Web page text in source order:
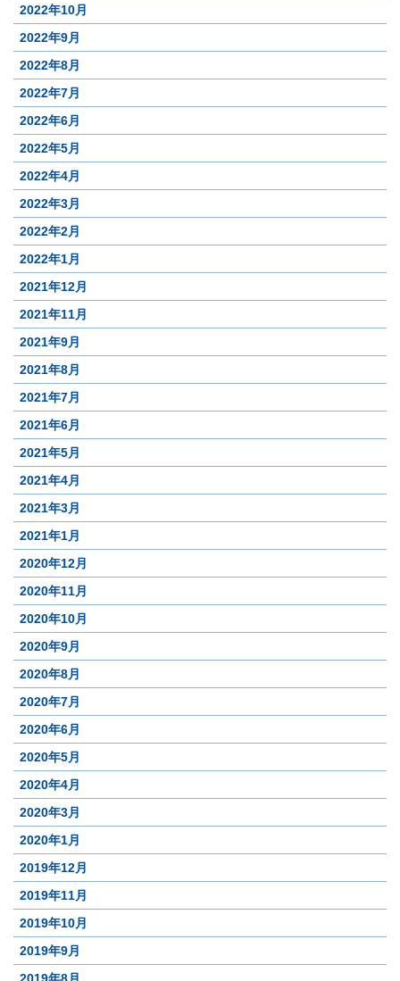
2022年10月
2022年9月
2022年8月
2022年7月
2022年6月
2022年5月
2022年4月
2022年3月
2022年2月
2022年1月
2021年12月
2021年11月
2021年9月
2021年8月
2021年7月
2021年6月
2021年5月
2021年4月
2021年3月
2021年1月
2020年12月
2020年11月
2020年10月
2020年9月
2020年8月
2020年7月
2020年6月
2020年5月
2020年4月
2020年3月
2020年1月
2019年12月
2019年11月
2019年10月
2019年9月